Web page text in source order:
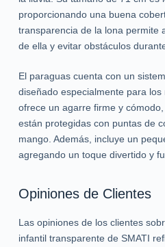
proporcionando una buena
transparencia de la lona permite
de ella y evitar obstáculos
El paraguas cuenta con un
diseñado especialmente para
ofrece un agarre firme y
están protegidas con puntas de
mango. Además, incluye un
agregando un toque divertido y
Opiniones de Clientes
Las opiniones de los clientes
infantil transparente de SMATI